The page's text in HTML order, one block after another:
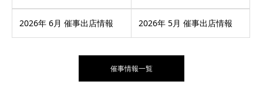
2026年 6月 催事出店情報 2026年 5月 催事出店情報
催事情報一覧